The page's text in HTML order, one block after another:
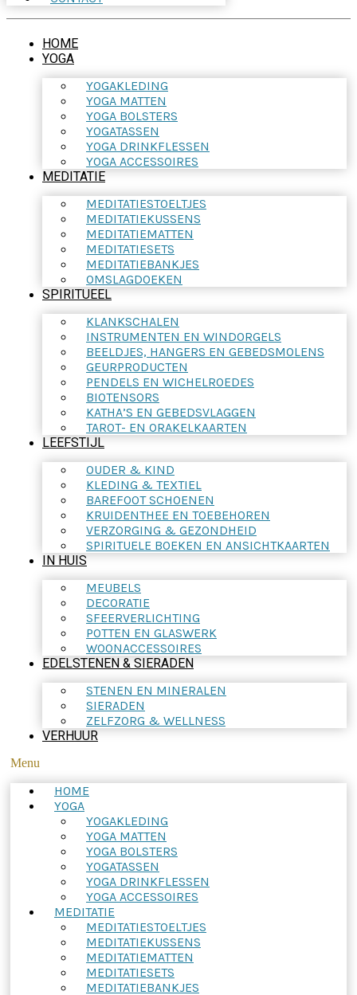
HOME
YOGA
YOGAKLEDING
YOGA MATTEN
YOGA BOLSTERS
YOGATASSEN
YOGA DRINKFLESSEN
YOGA ACCESSOIRES
MEDITATIE
MEDITATIESTOELTJES
MEDITATIEKUSSENS
MEDITATIEMATTEN
MEDITATIESETS
MEDITATIEBANKJES
OMSLAGDOEKEN
SPIRITUEEL
KLANKSCHALEN
INSTRUMENTEN EN WINDORGELS
BEELDJES, HANGERS EN GEBEDSMOLENS
GEURPRODUCTEN
PENDELS EN WICHELROEDES
BIOTENSORS
KATHA’S EN GEBEDSVLAGGEN
TAROT- EN ORAKELKAARTEN
LEEFSTIJL
OUDER & KIND
KLEDING & TEXTIEL
BAREFOOT SCHOENEN
KRUIDENTHEE EN TOEBEHOREN
VERZORGING & GEZONDHEID
SPIRITUELE BOEKEN EN ANSICHTKAARTEN
IN HUIS
MEUBELS
DECORATIE
SFEERVERLICHTING
POTTEN EN GLASWERK
WOONACCESSOIRES
EDELSTENEN & SIERADEN
STENEN EN MINERALEN
SIERADEN
ZELFZORG & WELLNESS
VERHUUR
Menu
HOME
YOGA
YOGAKLEDING
YOGA MATTEN
YOGA BOLSTERS
YOGATASSEN
YOGA DRINKFLESSEN
YOGA ACCESSOIRES
MEDITATIE
MEDITATIESTOELTJES
MEDITATIEKUSSENS
MEDITATIEMATTEN
MEDITATIESETS
MEDITATIEBANKJES